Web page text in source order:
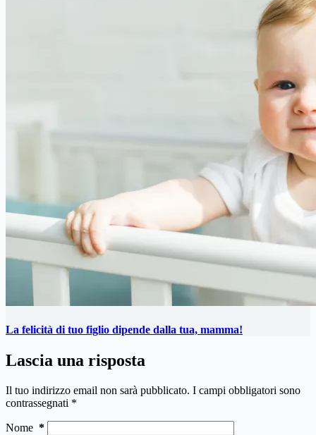
La felicità di tuo figlio dipende dalla tua, mamma!
Lascia una risposta
Il tuo indirizzo email non sarà pubblicato. I campi obbligatori sono
contrassegnati *
Nome *